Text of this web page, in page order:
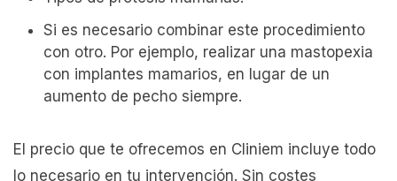
Si es necesario combinar este procedimiento
con otro. Por ejemplo, realizar una mastopexia
con implantes mamarios, en lugar de un
aumento de pecho siempre.
El precio que te ofrecemos en Cliniem incluye todo
lo necesario en tu intervención. Sin costes